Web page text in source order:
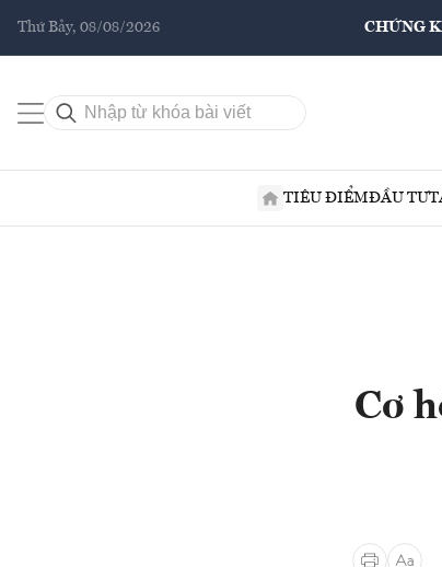
Thứ Bảy, 08/08/2026 CHỨNG
TIÊU ĐIỂMĐẦU TƯ
Cơ